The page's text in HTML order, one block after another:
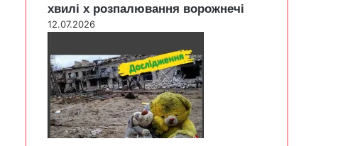
хвилі х розпалювання ворожнечі
12.07.2026